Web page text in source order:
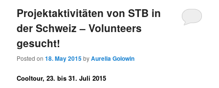
Projektaktivitäten von STB in
der Schweiz – Volunteers
gesucht!
Posted on18. May 2015byAurelia Golowin
Cooltour, 23. bis 31. Juli 2015